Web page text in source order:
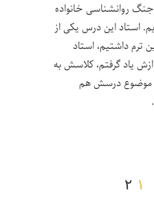
روانشناسی خانواده
استاد این درس یکی از
ترم داشتیم، استاد
یاد گرفتم، کلاسش به
موضوع درسش هم
۱ ۲